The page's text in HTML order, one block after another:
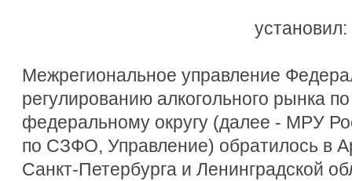
установил:
Межрегиональное управление
регулированию алкогольного рынка
федеральному округу (далее - МРУ
по СЗФО, Управление) обратилось в
Санкт-Петербурга и Ленинградской